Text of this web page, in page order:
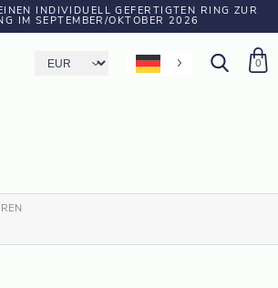
INDIVIDUELL GEFERTIGTEN RING ZUR
IM SEPTEMBER/OKTOBER 2026
0